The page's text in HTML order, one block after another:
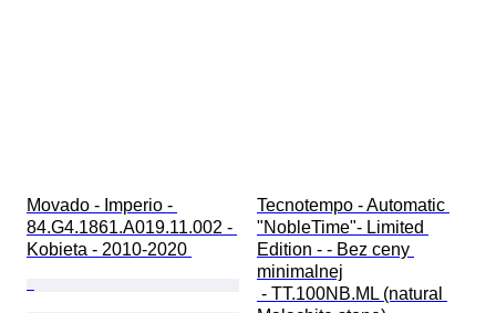
Movado - Imperio -
84.G4.1861.A019.11.002 -
Kobieta - 2010-2020
Tecnotempo - Automatic
"NobleTime"- Limited
Edition - - Bez ceny
minimalnej